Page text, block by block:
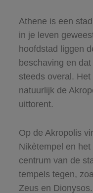
Athene is een
in je leven
hoofdstad liggen
beschaving en
steeds overal.
natuurlijk de
uittorent.
Op de Akropolis
Nikètempel en
centrum van de
tempels tegen,
Zeus en